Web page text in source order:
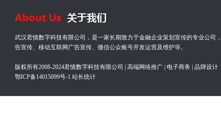
武汉君慎数字科技有限公司，是一家长期致力于金融企业策划宣传的专业公司
告宣传、移动互联网广告宣传、微信公众账号开发运营及维护等。
版权所有2008-2024君慎数字科技有限公司 | 高端网络推广 | 电子商务 | 品牌设计
鄂ICP备14015099号-1 站长统计